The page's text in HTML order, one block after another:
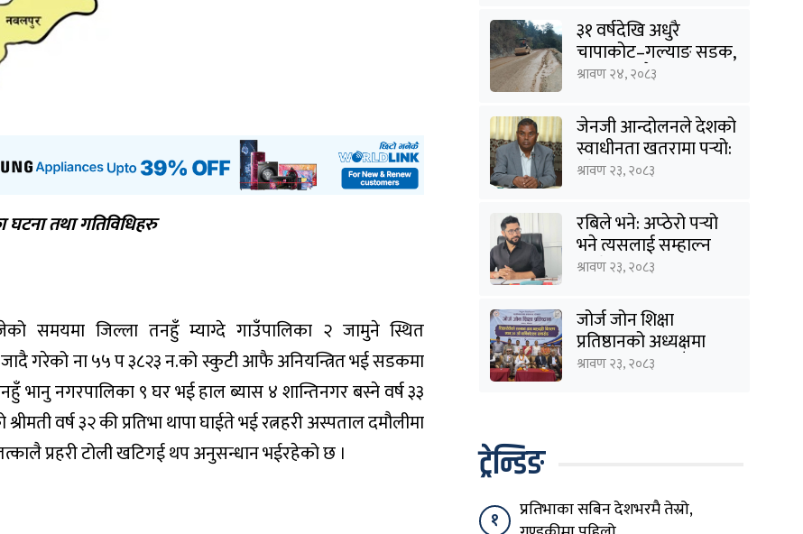
तथा गतिविधिहरु
समयमा जिल्ला तनहुँ म्याग्दे गाउँपालिका २ जामुने स्थित
जादै गरेको ना ५५ प ३८२३ न.को स्कुटी आफै अनियन्त्रित भई सडकमा
भानु नगरपालिका ९ घर भई हाल ब्यास ४ शान्तिनगर बस्ने वर्ष ३३
वर्ष ३२ की प्रतिभा थापा घाईते भई रत्नहरी अस्पताल दमौलीमा
प्रहरी टोली खटिगई थप अनुसन्धान भईरहेको छ ।
३१ वर्षदेखि अधुरै
चापाकोट–गल्याङ सडक,
आधा काममै अल्झियो
श्रावण २४, २०८३
जेनजी आन्दोलनले देशको
स्वाधीनता खतरामा पर्‍यो:
उपेन्द्र यादव
श्रावण २३, २०८३
रबिले भने: अप्ठेरो पर्‍यो
भने त्यसलाई सम्हाल्न
सक्ने गार्जियनसिप हाम्रो
श्रावण २३, २०८३
जोर्ज जोन शिक्षा
प्रतिष्ठानको अध्यक्षमा
विनोद कायस्थ, पाँच
श्रावण २३, २०८३
ट्रेन्डिङ
१
प्रतिभाका सबिन देशभरमै तेस्रो,